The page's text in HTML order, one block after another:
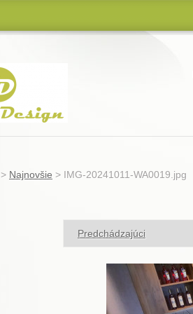
> Najnovšie > IMG-20241011-WA0019.jpg
Predchádzajúci